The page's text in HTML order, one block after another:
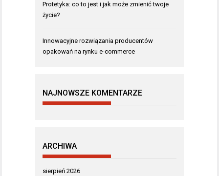
Protetyka: co to jest i jak może zmienić twoje
życie?
Innowacyjne rozwiązania producentów
opakowań na rynku e-commerce
NAJNOWSZE KOMENTARZE
ARCHIWA
sierpień 2026